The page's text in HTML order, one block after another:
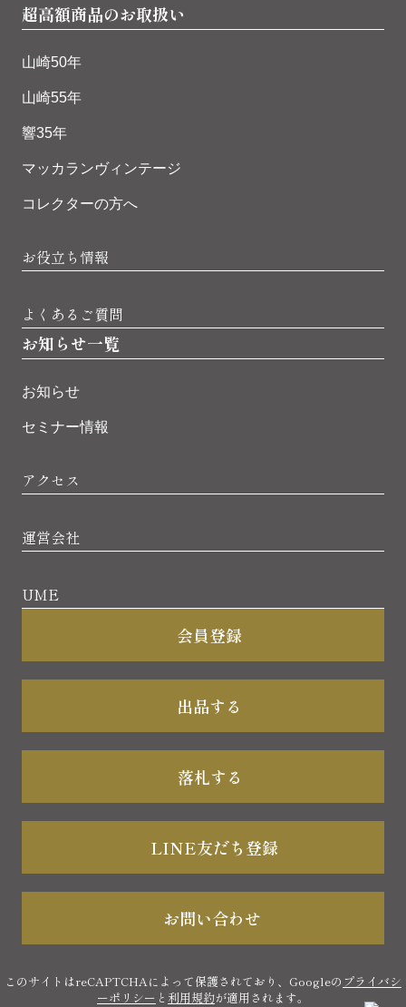
超高額商品のお取扱い
山崎50年
山崎55年
響35年
マッカランヴィンテージ
コレクターの方へ
お役立ち情報
よくあるご質問
お知らせ一覧
お知らせ
セミナー情報
アクセス
運営会社
UME
会員登録
出品する
落札する
LINE友だち登録
お問い合わせ
このサイトはreCAPTCHAによって保護されており、Googleの プライバシ
ーポリシー と 利用規約が適用されます。